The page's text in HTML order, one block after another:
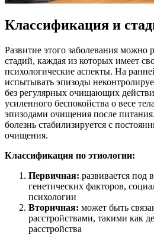
Классификация и
Развитие этого заболевания можно
стадий, каждая из которых имеет
психологические аспекты. На
испытывать эпизоды
без регулярных очищающих
усиленного беспокойства о весе
эпизодами очищения после
болезнь стабилизируется с
очищения.
Классификация по этиологии:
Первичная: развивается под
генетических факторов,
психологии
Вторичная: может быть
расстройствами, такими как
расстройства